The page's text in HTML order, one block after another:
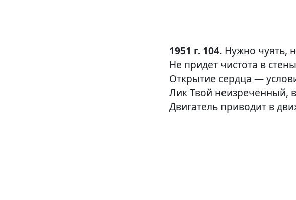
1951 г. 104. Нужно чуять,
Не придет чистота в
Открытие сердца —
Лик Твой
Двигатель приводит в